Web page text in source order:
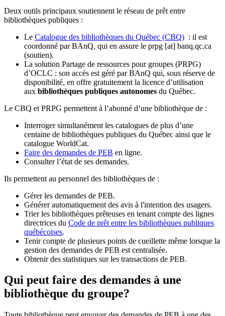
Deux outils principaux soutiennent le réseau de prêt entre
bibliothèques publiques :
Le Catalogue des bibliothèques du Québec (CBQ) : il est
coordonné par BAnQ, qui en assure le prpg [at] banq.qc.ca
(soutien).
La solution Partage de ressources pour groupes (PRPG)
d’OCLC : son accès est géré par BAnQ qui, sous réserve de
disponibilité, en offre gratuitement la licence d’utilisation
aux bibliothèques publiques autonomes du Québec.
Le CBQ et PRPG permettent à l’abonné d’une bibliothèque de :
Interroger simultanément les catalogues de plus d’une
centaine de bibliothèques publiques du Québec ainsi que le
catalogue WorldCat.
Faire des demandes de PEB en ligne.
Consulter l’état de ses demandes.
Ils permettent au personnel des bibliothèques de :
Gérer les demandes de PEB.
Générer automatiquement des avis à l'intention des usagers.
Trier les bibliothèques prêteuses en tenant compte des lignes
directrices du Code de prêt entre les bibliothèques publiques
québécoises.
Tenir compte de plusieurs points de cueillette même lorsque la
gestion des demandes de PEB est centralisée.
Obtenir des statistiques sur les transactions de PEB.
Qui peut faire des demandes à une
bibliothèque du groupe?